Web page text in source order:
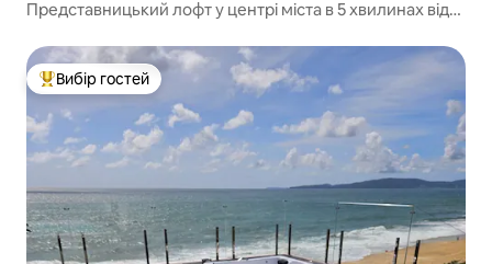
Представницький лофт у центрі міста в 5 хвилинах від
Топ вибір гостей
Вибір гостей